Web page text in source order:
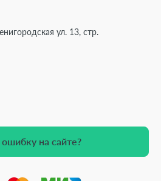
ул. 13, стр.
на сайте?